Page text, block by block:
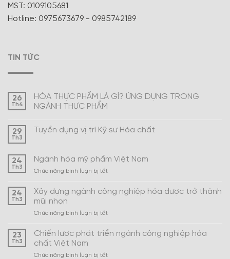
MST: 0109105681
Hotline: 0975673679 - 0985742189
TIN TỨC
26
Th4
HÓA THỰC PHẨM LÀ GÌ? ỨNG DỤNG TRONG
NGÀNH THỰC PHẨM
29
Th3
Tuyển dụng vị trí Kỹ sư Hóa chất
24
Th3
Ngành hóa mỹ phẩm Việt Nam
Chức năng bình luận bị tắtở
mỹ
Việt
24
Th3
Xây dựng ngành công nghiệp hóa dược trở thành
mũi nhọn
Chức năng bình luận bị tắtở
dựng
ngành
nghiệp
23
Th3
Chiến lược phát triển ngành công nghiệp hóa
chất Việt Nam
Chức năng bình luận bị tắtở